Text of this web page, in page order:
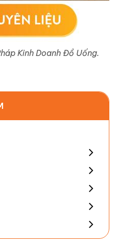
Kinh Doanh Đồ Uống.